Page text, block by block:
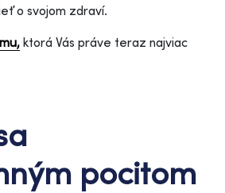
o svojom zdraví.
ktorá Vás práve teraz najviac
pocitom